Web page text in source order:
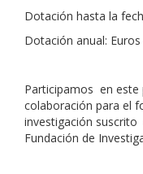
Dotación hasta la
Dotación anual: Euros
Participamos en este
colaboración para el
investigación suscrito
Fundación de